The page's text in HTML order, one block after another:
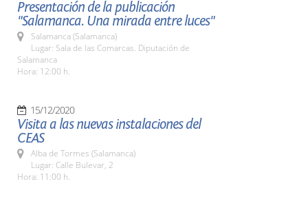
Presentación de la publicación
"Salamanca. Una mirada entre luces"
Salamanca (Salamanca)
Lugar: Sala de las Comarcas. Diputación de
Salamanca
Hora: 12:00 h.
15/12/2020
Visita a las nuevas instalaciones del
CEAS
Alba de Tormes (Salamanca)
Lugar: Calle Bulevar, 2
Hora: 11:00 h.